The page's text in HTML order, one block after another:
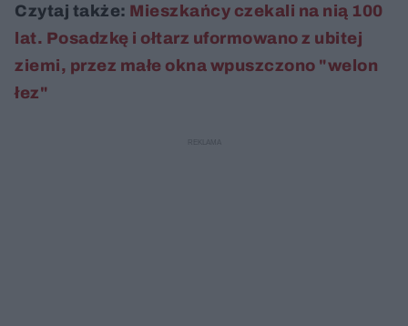
Czytaj także: Mieszkańcy czekali na nią 100
lat. Posadzkę i ołtarz uformowano z ubitej
ziemi, przez małe okna wpuszczono "welon
łez"